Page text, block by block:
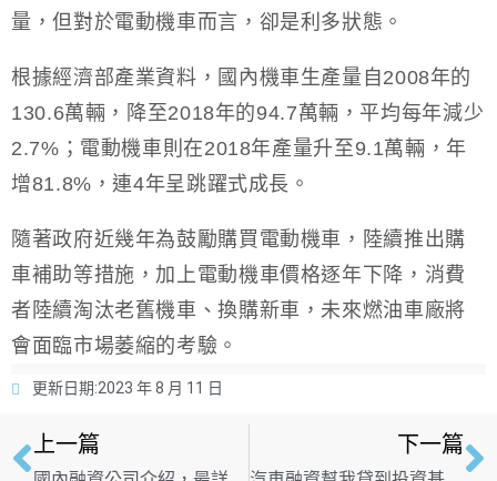
量，但對於電動機車而言，卻是利多狀態。
根據經濟部產業資料，國內機車生產量自2008年的
130.6萬輛，降至2018年的94.7萬輛，平均每年減少
2.7%；電動機車則在2018年產量升至9.1萬輛，年
增81.8%，連4年呈跳躍式成長。
隨著政府近幾年為鼓勵購買電動機車，陸續推出購
車補助等措施，加上電動機車價格逐年下降，消費
者陸續淘汰老舊機車、換購新車，未來燃油車廠將
會面臨市場萎縮的考驗。
更新日期:2023 年 8 月 11 日
上一篇 下一篇